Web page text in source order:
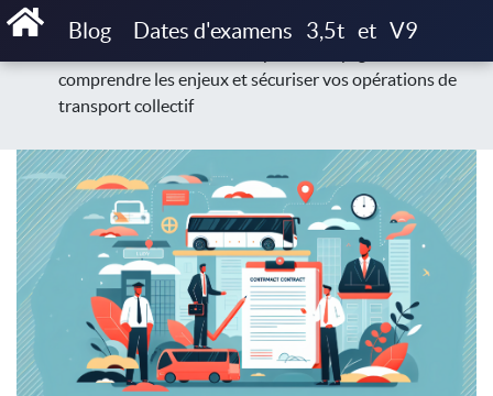
Blog Dates d'examens 3,5t et V9
Accueil Blog
Guides pratiques & documents
comprendre les enjeux et sécuriser vos opérations de
transport collectif